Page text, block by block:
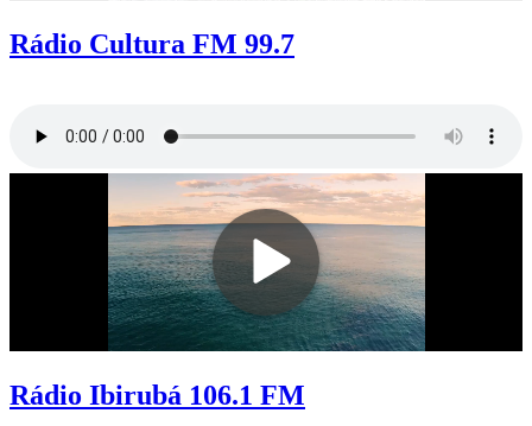
Rádio Cultura FM 99.7
Rádio Ibirubá 106.1 FM